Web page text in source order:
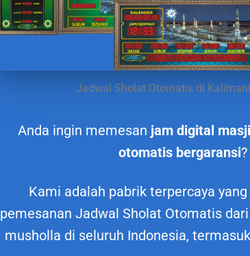
Jadwal Sholat Otomatis di
Anda ingin memesan jam digital
otomatis bergaransi?
Kami adalah pabrik terpercaya
pemesanan Jadwal Sholat Otomatis
musholla di seluruh Indonesia,